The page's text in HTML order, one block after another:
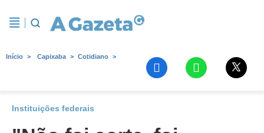
Início Capixaba Cotidiano
Instituições federais